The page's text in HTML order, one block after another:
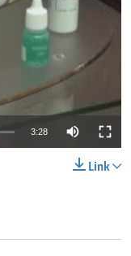
available
3:28
Link